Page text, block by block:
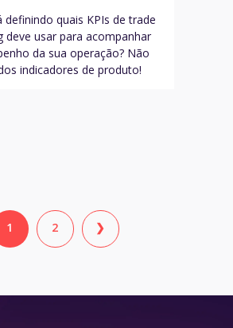
definindo quais KPIs de trade
deve usar para acompanhar
da sua operação? Não
indicadores de produto!
1 2 ❯